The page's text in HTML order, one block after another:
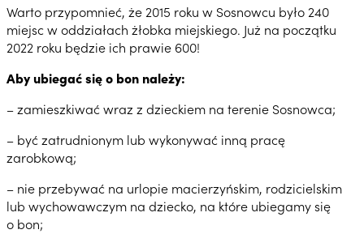
Warto przypomnieć, że 2015 roku w Sosnowcu było 240
miejsc w oddziałach żłobka miejskiego. Już na początku
2022 roku będzie ich prawie 600!
Aby ubiegać się o bon należy:
– zamieszkiwać wraz z dzieckiem na terenie Sosnowca;
– być zatrudnionym lub wykonywać inną pracę
zarobkową;
– nie przebywać na urlopie macierzyńskim, rodzicielskim
lub wychowawczym na dziecko, na które ubiegamy się
o bon;